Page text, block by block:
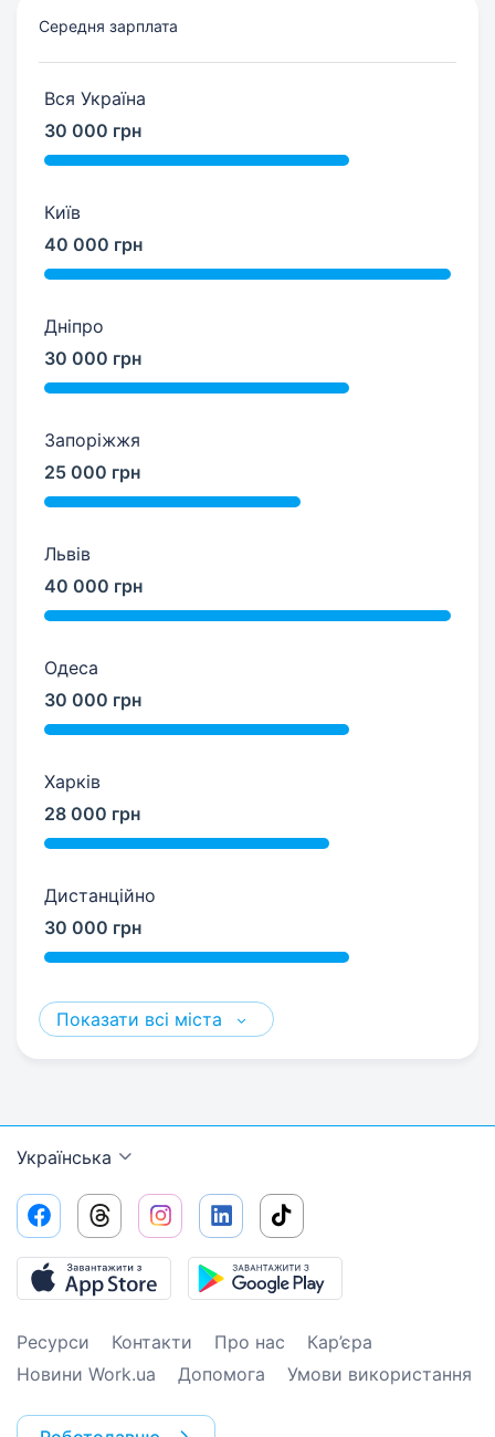
Середня зарплата
Вся Україна
30 000 грн
Київ
40 000 грн
Дніпро
30 000 грн
Запоріжжя
25 000 грн
Львів
40 000 грн
Одеса
30 000 грн
Харків
28 000 грн
Дистанційно
30 000 грн
Показати всі міста
Українська
Ресурси Контакти Про нас
Кар’єра
Новини Work.ua
Допомога Умови використання